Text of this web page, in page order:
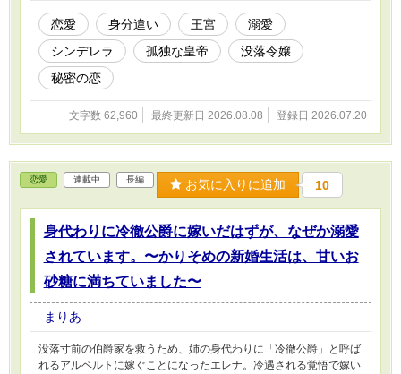
恋愛 身分違い 王宮
溺愛
シンデレラ
孤独な皇帝
没落令嬢
秘密の恋
文字数 62,960 最終更新日 2026.08.08 登録日 2026.07.20
恋愛 連載中 長編 お気に入りに追加 10
身代わりに冷徹公爵に嫁いだはずが、なぜか溺愛
されています。〜かりそめの新婚生活は、甘いお
砂糖に満ちていました〜
まりあ
没落寸前の伯爵家を救うため、姉の身代わりに「冷徹公爵」と呼ば
れるアルベルトに嫁ぐことになったエレナ。冷遇される覚悟で嫁い